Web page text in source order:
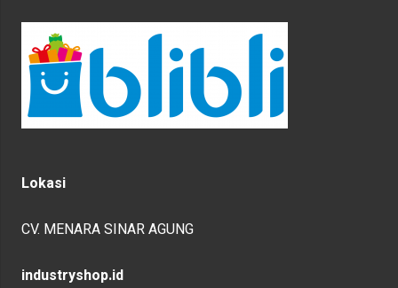
Lokasi
CV. MENARA SINAR AGUNG
industryshop.id